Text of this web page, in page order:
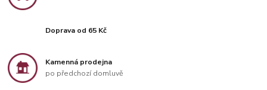
Doprava od 65 Kč
Kamenná prodejna
po předchozí domluvě